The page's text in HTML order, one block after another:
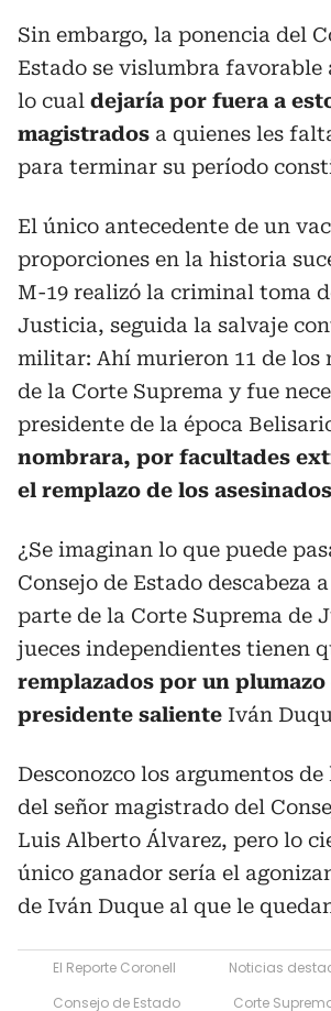
Sin embargo, la ponencia del
Estado se vislumbra favorable
lo cual dejaría por fuera a
magistrados a quienes les
para terminar su período
El único antecedente de un
proporciones en la historia
M-19 realizó la criminal toma
Justicia, seguida la salvaje
militar: Ahí murieron 11 de los
de la Corte Suprema y fue
presidente de la época
nombrara, por facultades
el remplazo de los asesinados
¿Se imaginan lo que puede
Consejo de Estado descabeza
parte de la Corte Suprema de
jueces independientes tienen
remplazados por un plumazo
presidente saliente Iván
Desconozco los argumentos
del señor magistrado del
Luis Alberto Álvarez, pero lo
único ganador sería el
de Iván Duque al que le
El Reporte Coronell
Noticias
Consejo de Estado
Corte